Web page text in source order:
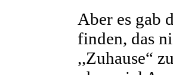
Aber es gab
finden, das
,,Zuhause“